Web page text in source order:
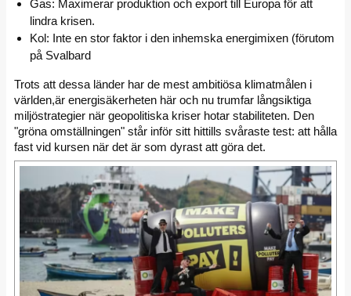
Gas: Maximerar produktion och export till Europa för att
lindra krisen.
Kol: Inte en stor faktor i den inhemska energimixen (förutom
på Svalbard
Trots att dessa länder har de mest ambitiösa klimatmålen i
världen,är energisäkerheten här och nu trumfar långsiktiga
miljöstrategier när geopolitiska kriser hotar stabiliteten. Den
"gröna omställningen" står inför sitt hittills svåraste test: att hålla
fast vid kursen när det är som dyrast att göra det.